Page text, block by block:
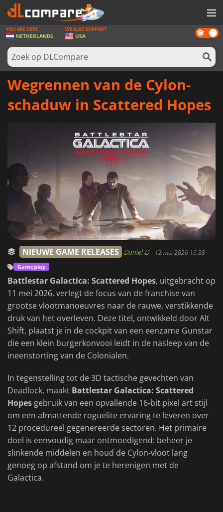
SPELLEN
GAME CARDS
SOFTWARE
REWARDS
LOG IN OF REGISTREER
Dark
mode
YOU ARE HERE
NETHERLANDS
WE ALSO SUPPORT
USA
Wegrennen van de Cylon-
schaduw in Scattered Hopes
NIEUWE GAME RELEASES Daniel-D - 12 mei 2026 16:35
Gameplay
Battlestar Galactica: Scattered Hopes, uitgebracht op
11 mei 2026, verlegt de focus van de franchise van
grootse vlootmanoeuvres naar de rauwe, verstikkende
druk van het overleven. Deze titel, ontwikkeld door Alt
Shift, plaatst je in de cockpit van een eenzame Gunstar
die een klein burgerkonvooi leidt in de nasleep van de
ineenstorting van de Colonialen.
In tegenstelling tot de 3D tactische gevechten van
Deadlock, maakt Battlestar Galactica: Scattered
Hopes gebruik van een opvallende 16-bit pixel art stijl
om een afmattende roguelite ervaring te leveren over
12 procedureel gegenereerde sectoren. Het primaire
doel is eenvoudig maar ontmoedigend: beheer je
slinkende middelen en houd de Cylon-vloot lang
genoeg op afstand om je te herenigen met de
Galactica.